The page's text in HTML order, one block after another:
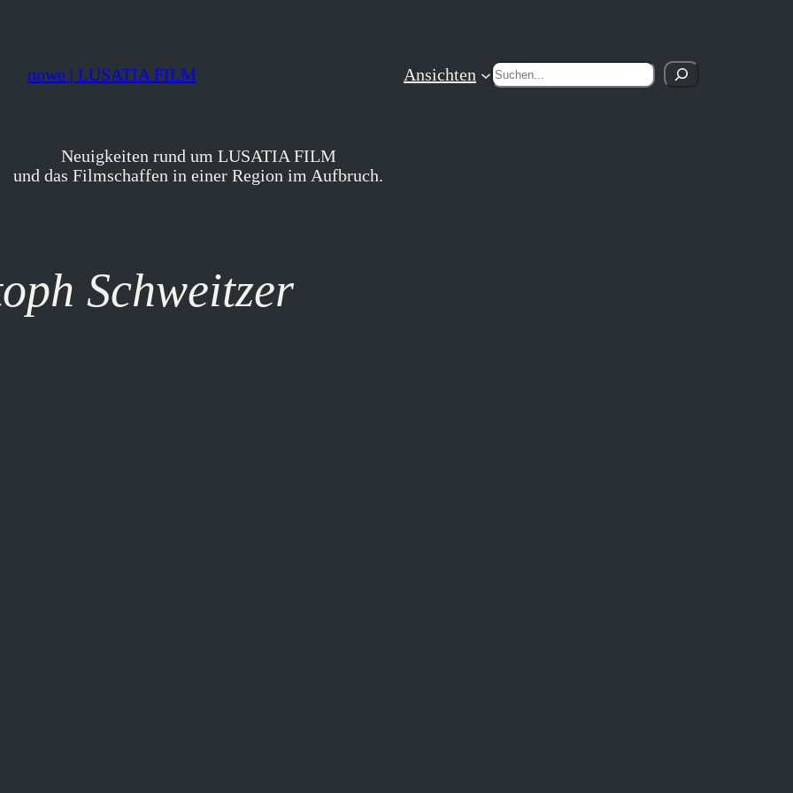
nowe | LUSATIA FILM
Ansichten Suchen
Neuigkeiten rund um LUSATIA FILM
und das Filmschaffen in einer Region im Aufbruch.
Schweitzer